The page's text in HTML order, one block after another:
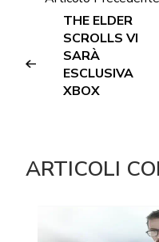
THE ELDER
SCROLLS VI
SARÀ
ESCLUSIVA
XBOX
ARTICOLI